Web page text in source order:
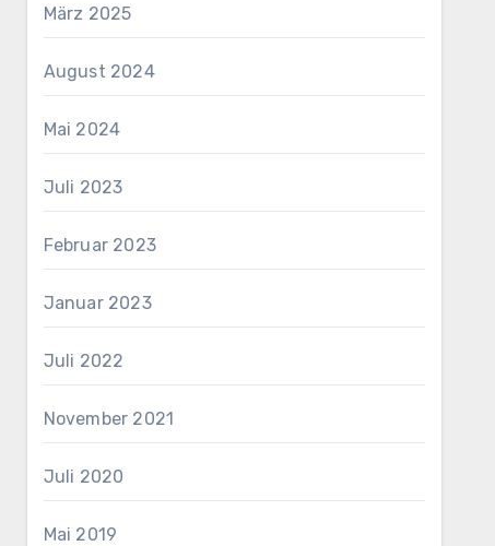
März 2025
August 2024
Mai 2024
Juli 2023
Februar 2023
Januar 2023
Juli 2022
November 2021
Juli 2020
Mai 2019